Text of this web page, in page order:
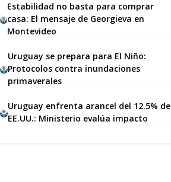
Estabilidad no basta para comprar
casa: El mensaje de Georgieva en
Montevideo
Uruguay se prepara para El Niño:
Protocolos contra inundaciones
primaverales
Uruguay enfrenta arancel del 12.5% de
EE.UU.: Ministerio evalúa impacto